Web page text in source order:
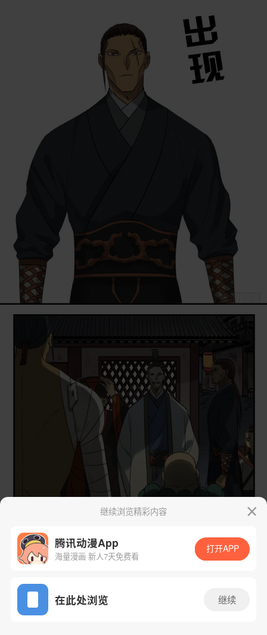
App免费看
继续浏览精彩内容
腾讯动漫App
海量漫画 新人7天免费看
打开APP
在此处浏览 继续